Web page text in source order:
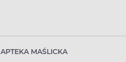
APTEKA MAŚLICKA